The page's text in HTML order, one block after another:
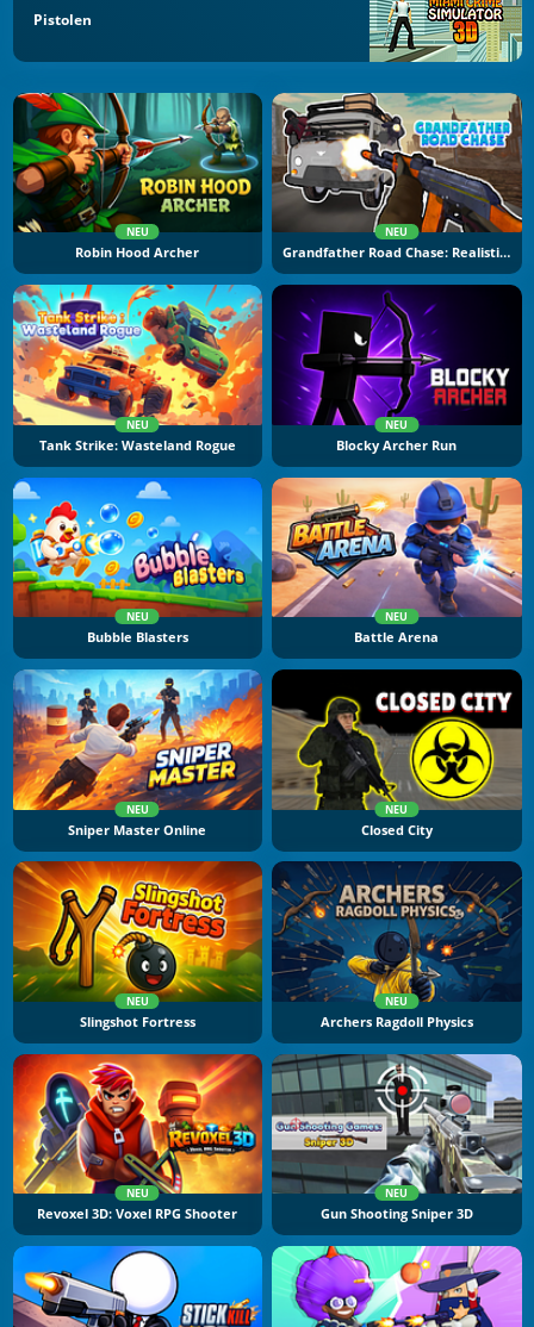
Pistolen
NEU
Robin Hood Archer
NEU
Grandfather Road Chase: Realistic Shooter
NEU
Tank Strike: Wasteland Rogue
NEU
Blocky Archer Run
NEU
Bubble Blasters
NEU
Battle Arena
NEU
Sniper Master Online
NEU
Closed City
NEU
Slingshot Fortress
NEU
Archers Ragdoll Physics
NEU
Revoxel 3D: Voxel RPG Shooter
NEU
Gun Shooting Sniper 3D